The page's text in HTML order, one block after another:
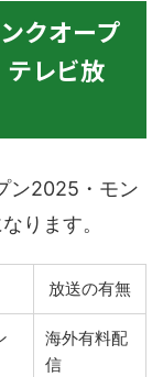
クオープ
レビ放
ン2025・モン
ります。
放送の有無
海外有料配
信